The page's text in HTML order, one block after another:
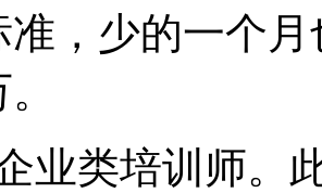
准，少的一个
类培训师。